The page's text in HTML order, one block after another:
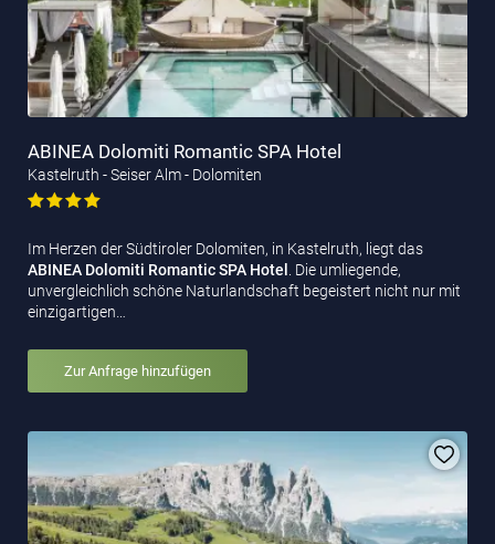
ABINEA Dolomiti Romantic SPA Hotel
Kastelruth - Seiser Alm - Dolomiten
Im Herzen der Südtiroler Dolomiten, in Kastelruth, liegt das
ABINEA Dolomiti Romantic SPA Hotel
. Die umliegende,
unvergleichlich schöne Naturlandschaft begeistert nicht nur mit
einzigartigen…
Zur Anfrage hinzufügen